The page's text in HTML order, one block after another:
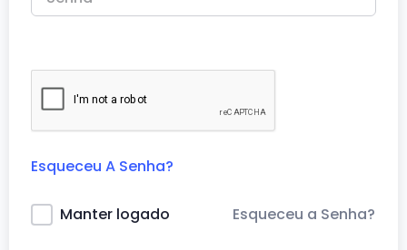
Esqueceu A Senha?
Manter logado Esqueceu a Senha?